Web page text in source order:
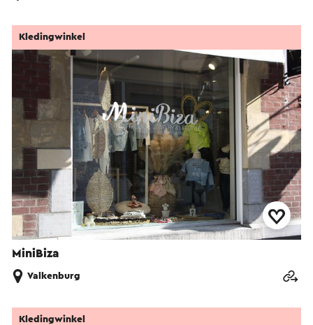
MiniBiza
Kledingwinkel
Valkenburg
Kledingwinkel